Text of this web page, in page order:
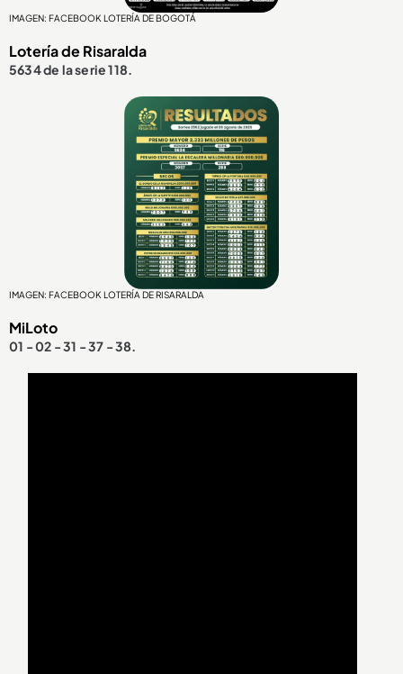
IMAGEN: FACEBOOK LOTERÍA DE BOGOTÁ
Lotería de Risaralda
5634 de la serie 118.
IMAGEN: FACEBOOK LOTERÍA DE RISARALDA
MiLoto
01 - 02 - 31 - 37 - 38.